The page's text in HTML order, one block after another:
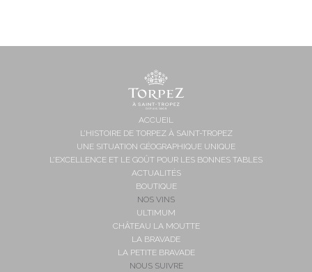
ACCUEIL
L’HISTOIRE DE TORPEZ À SAINT-TROPEZ
UNE SITUATION GÉOGRAPHIQUE UNIQUE
L’EXCELLENCE ET LE GOÛT POUR LES BONNES TABLES
ACTUALITÉS
BOUTIQUE
NOS VINS
ULTIMUM
CHÂTEAU LA MOUTTE
LA BRAVADE
LA PETITE BRAVADE
NOUS SUIVRE